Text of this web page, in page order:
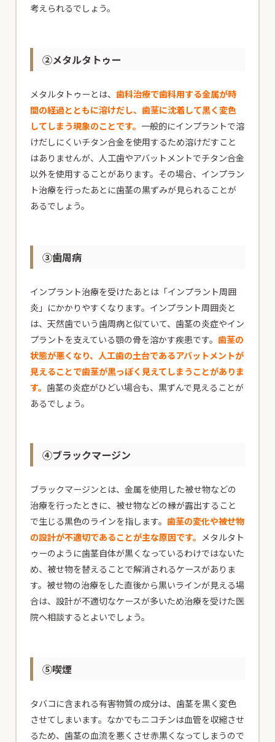
考えられるでしょう。
②メタルタトゥー
メタルタトゥーとは、歯科治療で歯科用する金属が時
間の経過とともに溶けだし、歯茎に沈着して黒く変色
してしまう現象のことです。 一般的にインプラントで溶
けだしにくいチタン合金を使用するため溶けだすこと
はありませんが、人工歯やアバットメントでチタン合金
以外を使用することがあります。その場合、インプラン
ト治療を行ったあとに歯茎の黒ずみが見られることが
あるでしょう。
③歯周病
インプラント治療を受けたあとは「インプラント周囲
炎」にかかりやすくなります。インプラント周囲炎と
は、天然歯でいう歯周病と似ていて、歯茎の炎症やイン
プラントを支えている顎の骨を溶かす疾患です。歯茎の
状態が悪くなり、人工歯の土台であるアバットメントが
見えることで歯茎が黒っぽく見えてしまうことがありま
す。歯茎の炎症がひどい場合も、黒ずんで見えることが
あるでしょう。
④ブラックマージン
ブラックマージンとは、金属を使用した被せ物などの
治療を行ったときに、被せ物などの縁が露出すること
で生じる黒色のラインを指します。歯茎の変化や被せ物
の設計が不適切であることが主な原因です。 メタルタト
ゥーのように歯茎自体が黒くなっているわけではないた
め、被せ物を替えることで解消されるケースがありま
す。被せ物の治療をした直後から黒いラインが見える場
合は、設計が不適切なケースが多いため治療を受けた医
院へ相談するとよいでしょう。
⑤喫煙
タバコに含まれる有害物質の成分は、歯茎を黒く変色
させてしまいます。なかでもニコチンは血管を収縮させ
るため、歯茎の血流を悪くさせ赤黒くなってしまうので